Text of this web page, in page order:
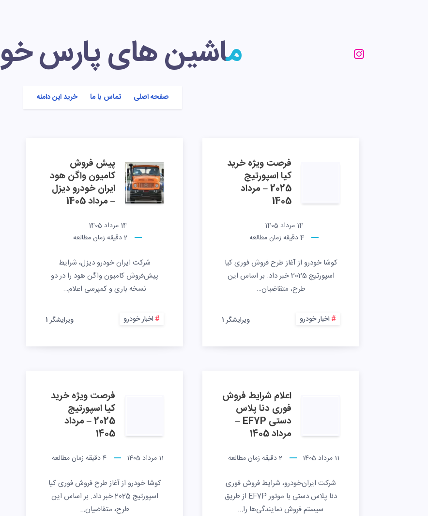
ماشین های پارس
صفحه اصلی تماس با ما خرید این دامنه
پیش فروش
کامیون واگن هود
ایران خودرو دیزل
– مرداد 1405
14 مرداد 1405
2دقیقه زمان مطالعه
شرکت ایران خودرو دیزل، شرایط
پیش‌فروش کامیون واگن هود را در دو
نسخه باری و کمپرسی اعلام…
اخبار خودرو ویرایشگر 1
فرصت ویژه خرید
کیا اسپورتیج
2025 – مرداد
1405
14 مرداد 1405
4دقیقه زمان مطالعه
کوشا خودرو از آغاز طرح فروش فوری کیا
اسپورتیج 2025 خبر داد. بر اساس این
طرح، متقاضیان…
اخبار خودرو ویرایشگر 1
فرصت ویژه خرید
کیا اسپورتیج
2025 – مرداد
1405
11 مرداد 1405 4دقیقه زمان مطالعه
کوشا خودرو از آغاز طرح فروش فوری کیا
اسپورتیج 2025 خبر داد. بر اساس این
طرح، متقاضیان…
اعلام شرایط فروش
فوری دنا پلاس
دستی EF7P –
مرداد 1405
11 مرداد 1405 2دقیقه زمان مطالعه
شرکت ایران‌خودرو، شرایط فروش فوری
دنا پلاس دستی با موتور EF7P از طریق
سیستم فروش نمایندگی‌ها را…